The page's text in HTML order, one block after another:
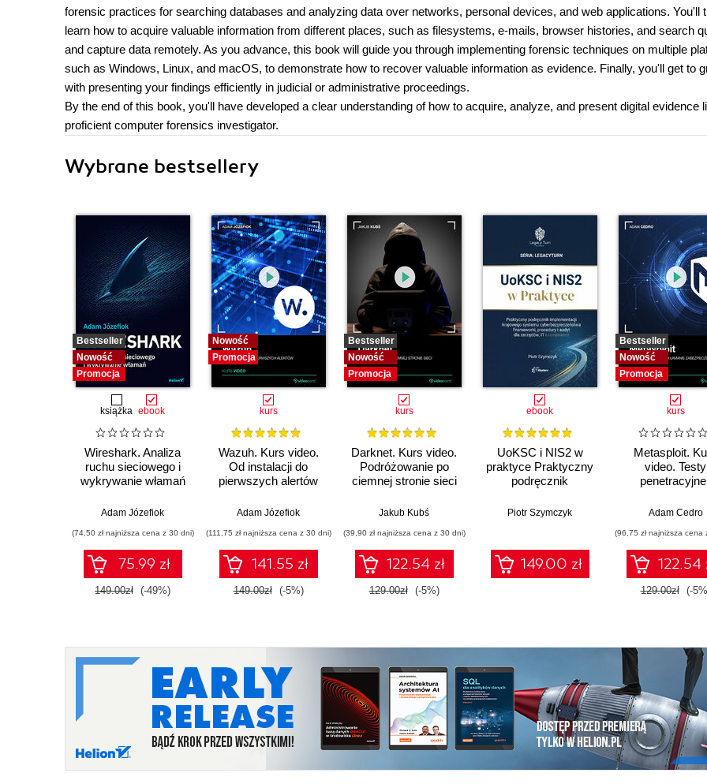
forensic practices for searching databases and analyzing data over networks, personal devices, and web applications. You'll
learn how to acquire valuable information from different places, such as filesystems, e-mails, browser histories, and search
and capture data remotely. As you advance, this book will guide you through implementing forensic techniques on multiple
such as Windows, Linux, and macOS, to demonstrate how to recover valuable information as evidence. Finally, you'll get to
with presenting your findings efficiently in judicial or administrative proceedings.
By the end of this book, you'll have developed a clear understanding of how to acquire, analyze, and present digital evidence
proficient computer forensics investigator.
Wybrane bestsellery
Bestseller
Nowość
Promocja
książka ebook
Wireshark. Analiza
ruchu sieciowego i
wykrywanie włamań
Adam Józefiok
(74,50 zł najniższa cena z 30 dni)
75.99 zł
149.00zł (-49%)
Nowość
Promocja
kurs
Wazuh. Kurs video.
Od instalacji do
pierwszych alertów
Adam Józefiok
(111,75 zł najniższa cena z 30 dni)
141.55 zł
149.00zł (-5%)
Bestseller
Nowość
Promocja
kurs
Darknet. Kurs video.
Podróżowanie po
ciemnej stronie sieci
Jakub Kubś
(39,90 zł najniższa cena z 30 dni)
122.54 zł
129.00zł (-5%)
ebook
UoKSC i NIS2 w
praktyce Praktyczny
podręcznik
Krajowego Systemu
procedury, audyt dla
zarządów, IT i
compliance
Piotr Szymczyk
149.00 zł
Bestseller
Nowość
Promocja
kurs
Metasploit.
video. Testy
zabezpieczeń
Adam Cedro
(96,75 zł najniższa cena
122.54
129.00zł (-